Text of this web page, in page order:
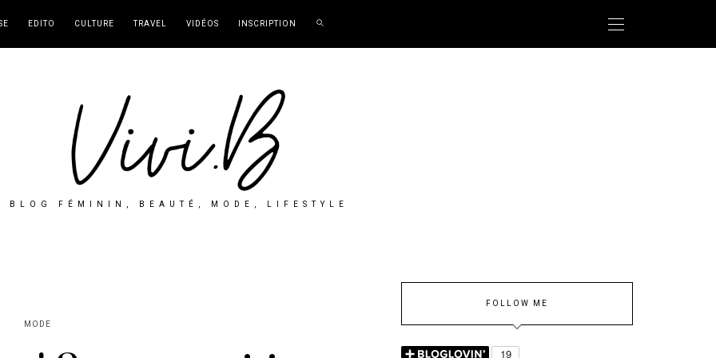
EDITO CULTURE TRAVEL VIDÉOS INSCRIPTION
BLOG FÉMININ, BEAUTÉ, MODE, LIFESTYLE
MODE
FOLLOW ME